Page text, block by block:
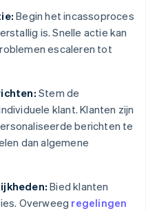
Begin het incassoproces
is. Snelle actie kan
escaleren tot
Stem de
klant. Klanten zijn
berichten te
dan algemene
Bied klanten
Overweeg regelingen